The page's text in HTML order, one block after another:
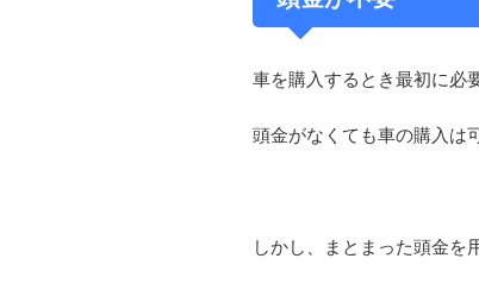
車を購入するとき最初に必
頭金がなくても車の購入は
しかし、まとまった頭金を